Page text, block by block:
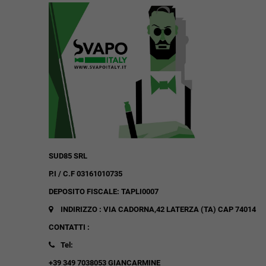
SUD85 SRL
P.I / C.F 03161010735
DEPOSITO FISCALE: TAPLI0007
INDIRIZZO : VIA CADORNA,42 LATERZA (TA) CAP 74014
CONTATTI :
Tel:
+39 349 7038053 GIANCARMINE